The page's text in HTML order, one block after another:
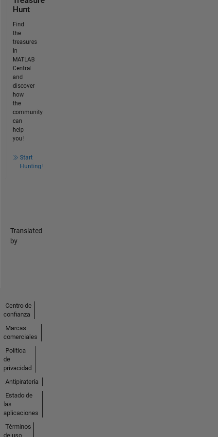
Hunt
Find
the
treasures
in
MATLAB
Central
and
discover
how
the
community
can
help
you!
Start
Hunting!
Translated
by
Centro de
confianza
Marcas
comerciales
Política
de
privacidad
Antipiratería
Estado de
las
aplicaciones
Términos
de uso